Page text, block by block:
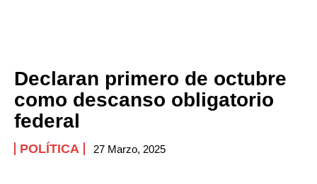
Declaran primero de octubre
como descanso obligatorio
federal
POLÍTICA 27 Marzo, 2025